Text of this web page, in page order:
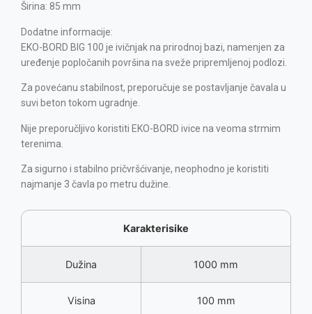
Širina: 85 mm
Dodatne informacije:
EKO-BORD BIG 100 je ivičnjak na prirodnoj bazi, namenjen za
uređenje popločanih površina na sveže pripremljenoj podlozi.
Za povećanu stabilnost, preporučuje se postavljanje čavala u
suvi beton tokom ugradnje.
Nije preporučljivo koristiti EKO-BORD ivice na veoma strmim
terenima.
Za sigurno i stabilno pričvršćivanje, neophodno je koristiti
najmanje 3 čavla po metru dužine.
Karakterisike
Dužina 1000 mm
Visina 100 mm